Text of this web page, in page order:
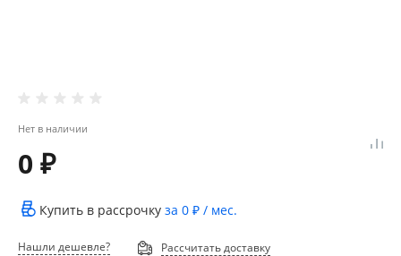
Нет в наличии
0 ₽
Купить в рассрочку за 0 ₽ / мес.
Нашли дешевле? Рассчитать доставку